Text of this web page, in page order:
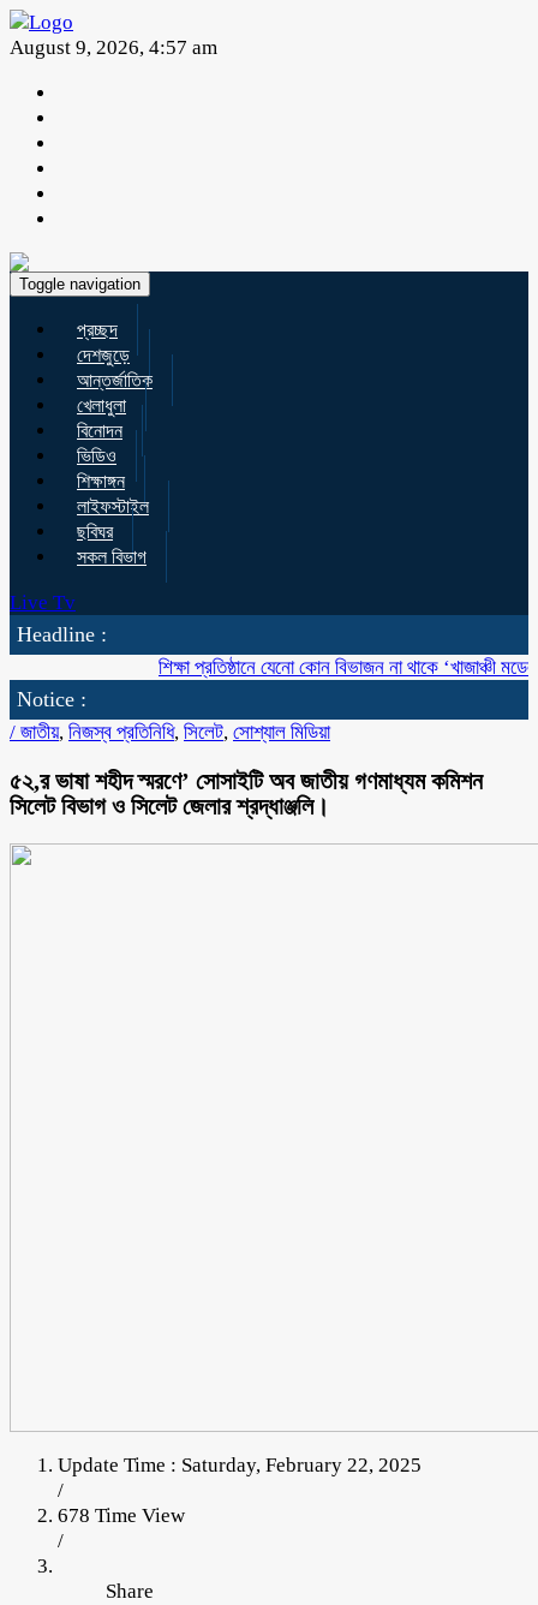
August 9, 2026, 4:57 am
Toggle navigation
প্রচ্ছদ
দেশজুড়ে
আন্তর্জাতিক
খেলাধুলা
বিনোদন
ভিডিও
শিক্ষাঙ্গন
লাইফস্টাইল
ছবিঘর
সকল বিভাগ
Live Tv
Headline :
শিক্ষা প্রতিষ্ঠানে যেনো কোন বিভাজন না থাকে ‘খাজাঞ্চী মডেল’
Notice :
/ জাতীয়, নিজস্ব প্রতিনিধি, সিলেট, সোশ্যাল মিডিয়া
৫২,র ভাষা শহীদ স্মরণে’ সোসাইটি অব জাতীয় গণমাধ্যম কমিশন
সিলেট বিভাগ ও সিলেট জেলার শ্রদ্ধাঞ্জলি।
Update Time : Saturday, February 22, 2025
/
678 Time View
/
Share